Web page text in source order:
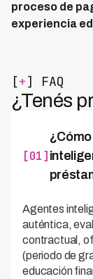
proceso de
experiencia
[+] FAQ
¿Tenés
[01]
Agentes
auténtica,
contractual,
(periodo de
educación